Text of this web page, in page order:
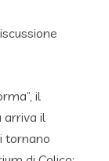
il
arriva il
tornano